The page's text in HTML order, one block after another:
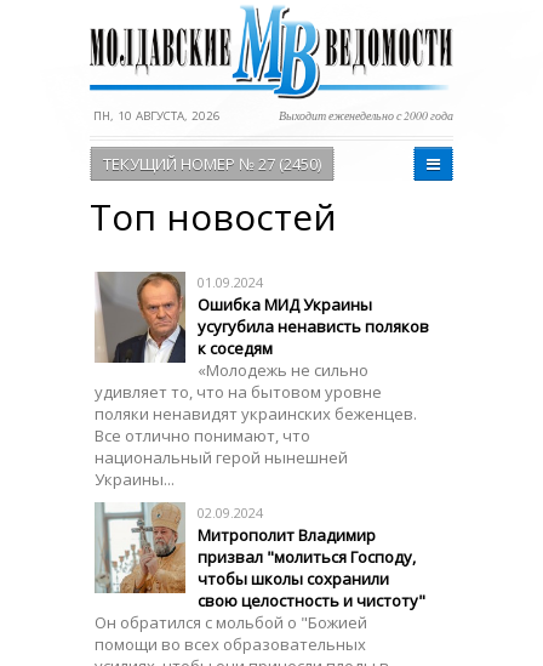
ПН, 10 АВГУСТА, 2026 Выходит еженедельно с 2000 года
ТЕКУЩИЙ НОМЕР № 27 (2450)
Топ новостей
01.09.2024
Ошибка МИД Украины
усугубила ненависть поляков
к соседям
«Молодежь не сильно
удивляет то, что на бытовом уровне
поляки ненавидят украинских беженцев.
Все отлично понимают, что
национальный герой нынешней
Украины...
02.09.2024
Митрополит Владимир
призвал "молиться Господу,
чтобы школы сохранили
свою целостность и чистоту"
Он обратился с мольбой о "Божией
помощи во всех образовательных